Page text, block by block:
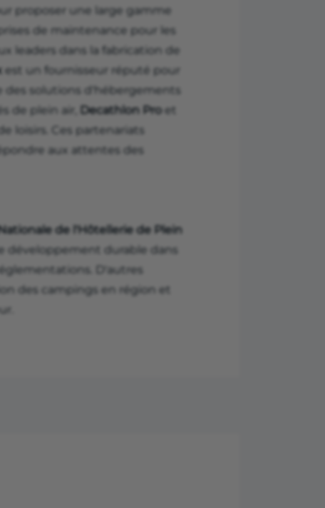
proposer une large gamme
de maintenance pour les
leaders dans la fabrication de
est un fournisseur réputé pour
des solutions d'hébergements
de plein air,
Decathlon Proet
loisirs. Ces partenariats
aux attentes des
de l'Hôtellerie de Plein
développement durable dans
D'autres
des campings en région et